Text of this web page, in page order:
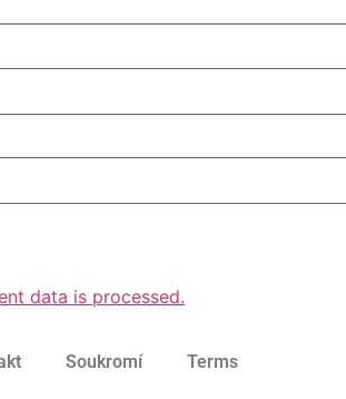
data is processed.
Soukromí Terms